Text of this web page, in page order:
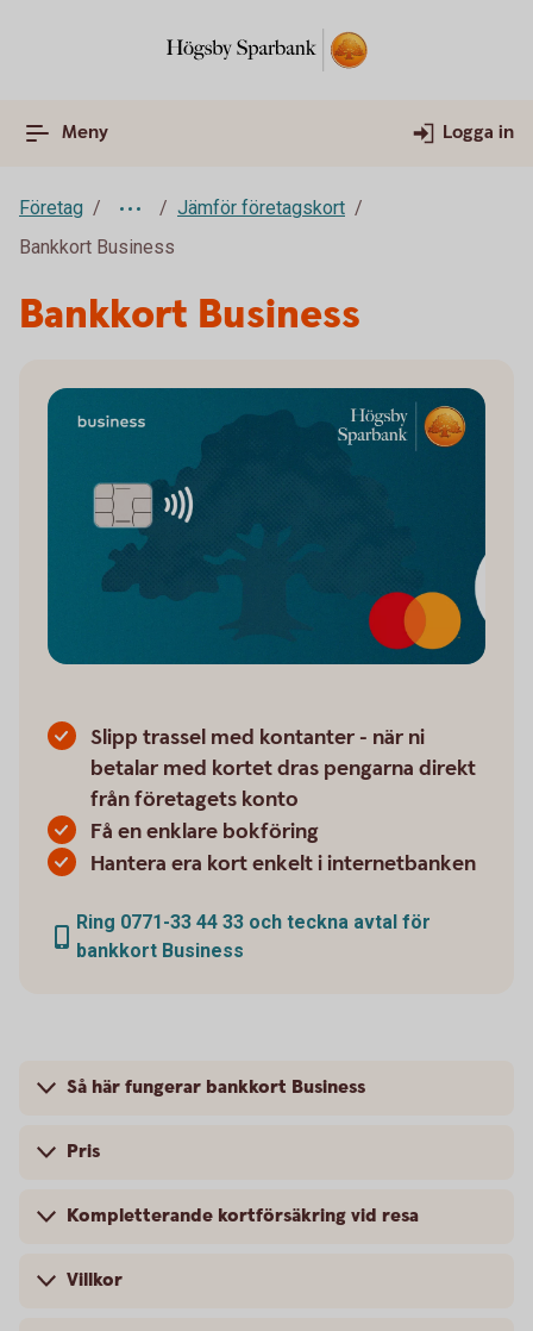
Meny Logga in
Företag
Jämför företagskort
Bankkort Business
Bankkort Business
Slipp trassel med kontanter - när ni
betalar med kortet dras pengarna direkt
från företagets konto
Få en enklare bokföring
Hantera era kort enkelt i internetbanken
Ring 0771-33 44 33 och teckna avtal för
bankkort Business
Så här fungerar bankkort Business
Pris
Kompletterande kortförsäkring vid resa
Villkor